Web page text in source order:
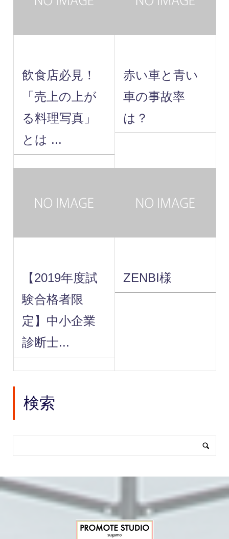
飲食店必見！
「売上の上が
る料理写真」
とは ...
赤い車と青い
車の事故率
は？
【2019年度試
験合格者限
定】中小企業
診断士...
ZENBI様
検索